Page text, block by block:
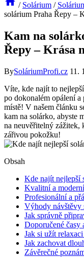
/ Solárium /
solárium Praha Řepy –
Kam na
Řepy – Krása
BySoláriumProfi.cz 11.
Víte, kde najít to
po dokonalém⁣ opálení​
místě! V našem článku
kam na⁤ solárko, abyste
na neuvěřitelný zážitek,
zářivou pokožku!
Obsah
Kde najít nejlepší
Kvalitní a
Profesionální a‍
Výhody návštěvy⁢
Jak správně
Doporučené časy
Jak si užít
Jak zachovat
Závěrečné